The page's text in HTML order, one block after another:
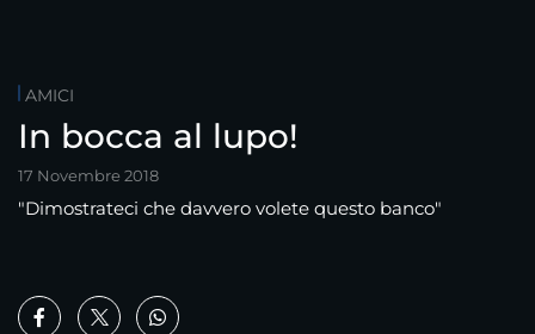
AMICI
In bocca al lupo!
17 Novembre 2018
"Dimostrateci che davvero volete questo banco"